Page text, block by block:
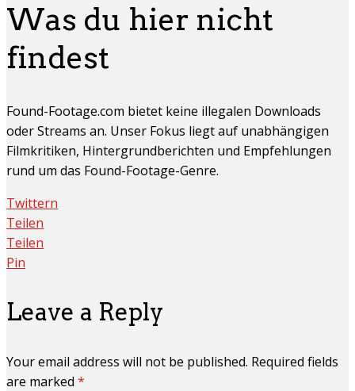
Was du hier nicht
findest
Found-Footage.com bietet keine illegalen Downloads
oder Streams an. Unser Fokus liegt auf unabhängigen
Filmkritiken, Hintergrundberichten und Empfehlungen
rund um das Found-Footage-Genre.
Twittern
Teilen
Teilen
Pin
Leave a Reply
Your email address will not be published. Required fields
are marked *